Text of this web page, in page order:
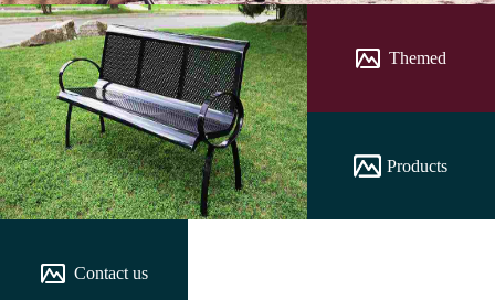
Themed
Products
Contact us